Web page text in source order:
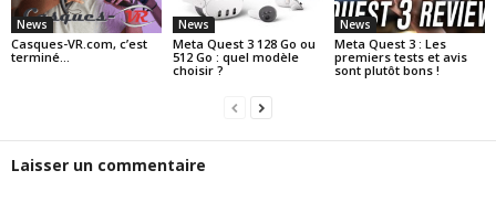
News
Casques-VR.com, c’est
terminé…
News
Meta Quest 3 128 Go ou
512 Go : quel modèle
choisir ?
News
Meta Quest 3 : Les
premiers tests et avis
sont plutôt bons !
Laisser un commentaire